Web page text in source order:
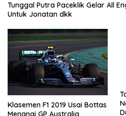
Tunggal Putra Paceklik Gelar All
Untuk Jonatan dkk
Klasemen F1 2019 Usai Bottas
Menangi GP Australia